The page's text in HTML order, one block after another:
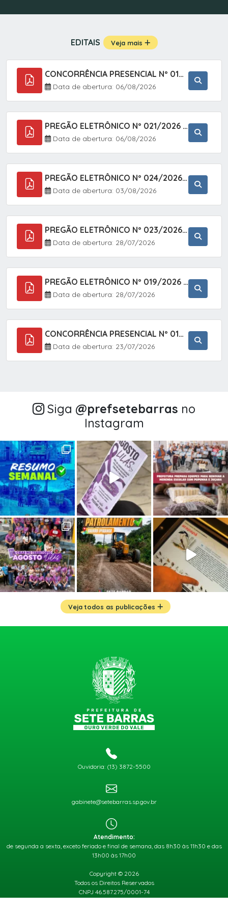
EDITAIS Veja mais
CONCORRÊNCIA PRESENCIAL Nº 019/2025 - PAVIMENTAÇÃO ASFÁLTICA EM TRECHO DA RUA 2 NO BAIRRO VILA SOARES NO MUNICÍPIO DE SETE BARRAS/SP.
Data de abertura: 06/08/2026
PREGÃO ELETRÔNICO Nº 021/2026 - AQUISIÇÃO DE CONTENTORES E CARRINHOS, DESTINADOS A COLETIVA E MANEJO DE RESÍDUOS SÓLIDOS, ATRAVÉS DO SISTEMA DE REGISTRO DE PREÇOS (SRP)
Data de abertura: 06/08/2026
PREGÃO ELETRÔNICO Nº 024/2026 - AQUISIÇÃO DE GÁS MEDICINAL TIPO OXIGÊNIO (1,00 M3, 3,00 M3 E 10,00 M3), EM ATENDIMENTO À SECRETARIA MUNICIPAL DE SAÚDE, ATRAVÉS DO SISTEMA DE REGISTRO DE PREÇOS (SRP)
Data de abertura: 03/08/2026
PREGÃO ELETRÔNICO Nº 023/2026 - AQUISIÇÃO DE ENXOVAL INFANTIL, EM ATENDIMENTO À SECRETARIA MUNICIPAL DE EDUCAÇÃO, ATRAVÉS DO SISTEMA DE REGISTRO DE PREÇOS (SRP).
Data de abertura: 28/07/2026
PREGÃO ELETRÔNICO Nº 019/2026 - CONTRATAÇÃO DE EMPRESA ESPECIALIZADA PARA A PRESTAÇÃO DE SERVIÇOS VETERINÁRIOS CLÍNICOS E CIRÚRGICOS, COM FOCO EM AÇÕES DE SAÚDE PÚBLICA, BEM-ESTAR ANIMAL E CONTROLE POPULACIONAL ÉTICO DE CÃES E GATOS, EM ATENDIMENTO À
Data de abertura: 28/07/2026
CONCORRÊNCIA PRESENCIAL Nº 018/2026 - PAVIMENTAÇÃO ASFÁLTICA NO BAIRRO VOTUPOCA ? ESTRADA DA RAPOSA, NO MUNICÍPIO DE SETE BARRAS/SP
Data de abertura: 23/07/2026
Siga @‌prefsetebarras no
Instagram
Veja todos as publicações
Ouvidoria: (13) 3872-5500
gabinete@setebarras.sp.gov.br
Atendimento:
de segunda a sexta, exceto feriado e final de semana, das 8h30 às 11h30 e das
13h00 às 17h00
Copyright © 2026
Todos os Direitos Reservados
CNPJ 46.587.275/0001-74